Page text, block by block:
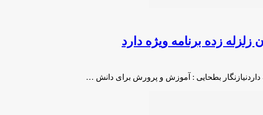
زده برنامه ویژه دارد
بطحایی : آموزش و پرورش برای دانش …